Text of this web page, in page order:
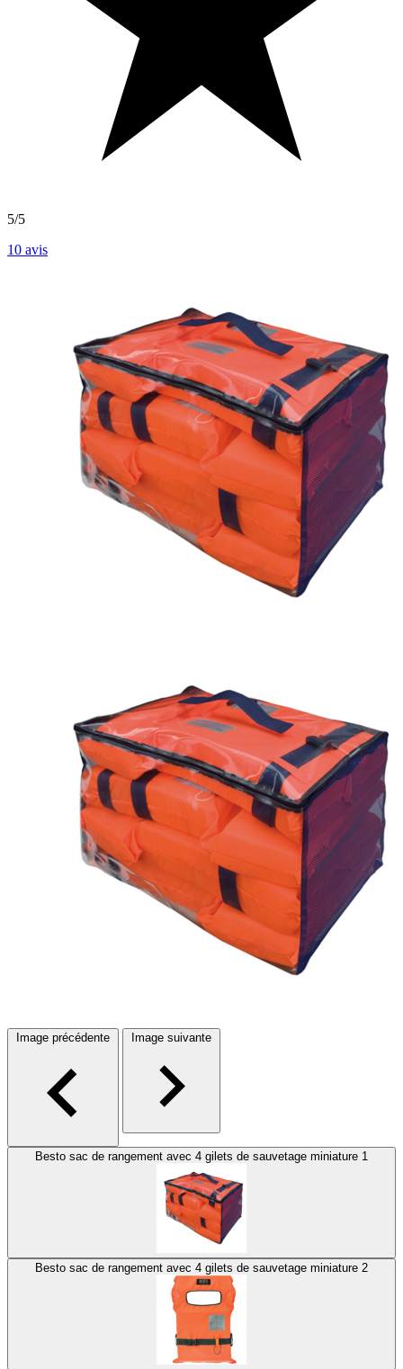
5/5
10 avis
Image précédente Image suivante
Besto sac de rangement avec 4 gilets de sauvetage miniature 1
Besto sac de rangement avec 4 gilets de sauvetage miniature 2